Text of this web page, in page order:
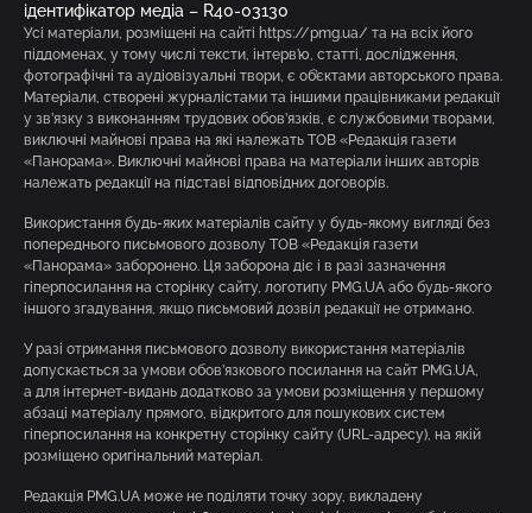
ідентифікатор медіа – R40-03130
Усі матеріали, розміщені на сайті https://pmg.ua/ та на всіх його
піддоменах, у тому числі тексти, інтерв’ю, статті, дослідження,
фотографічні та аудіовізуальні твори, є об’єктами авторського права.
Матеріали, створені журналістами та іншими працівниками редакції
у зв’язку з виконанням трудових обов’язків, є службовими творами,
виключні майнові права на які належать ТОВ «Редакція газети
«Панорама». Виключні майнові права на матеріали інших авторів
належать редакції на підставі відповідних договорів.
Використання будь-яких матеріалів сайту у будь-якому вигляді без
попереднього письмового дозволу ТОВ «Редакція газети
«Панорама» заборонено. Ця заборона діє і в разі зазначення
гіперпосилання на сторінку сайту, логотипу PMG.UA або будь-якого
іншого згадування, якщо письмовий дозвіл редакції не отримано.
У разі отримання письмового дозволу використання матеріалів
допускається за умови обов’язкового посилання на сайт PMG.UA,
а для інтернет-видань додатково за умови розміщення у першому
абзаці матеріалу прямого, відкритого для пошукових систем
гіперпосилання на конкретну сторінку сайту (URL-адресу), на якій
розміщено оригінальний матеріал.
Редакція PMG.UA може не поділяти точку зору, викладену